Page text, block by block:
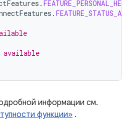
.
.
информации см.
функции» .